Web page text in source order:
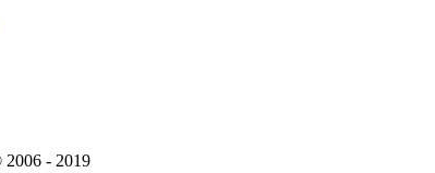
- 2019